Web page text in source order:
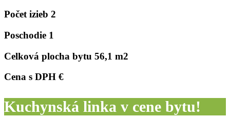
Počet izieb 2
Poschodie 1
Celková plocha bytu 56,1 m2
Cena s DPH €
Kuchynská linka v cene bytu!